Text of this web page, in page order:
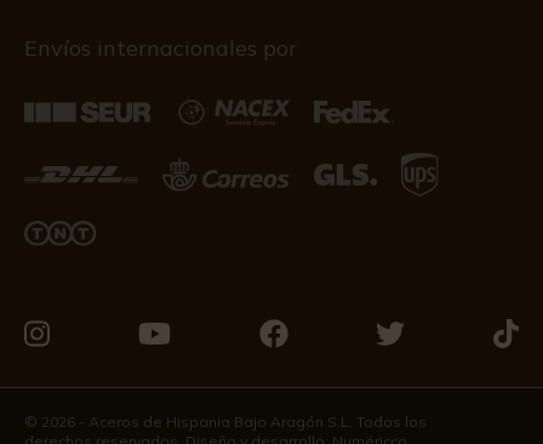
Envíos internacionales por
en
Instagram
en
Youtube
en
Facebook
en
Twitter
en
© 2026 - Aceros de Hispania Bajo Aragón S.L. Todos los